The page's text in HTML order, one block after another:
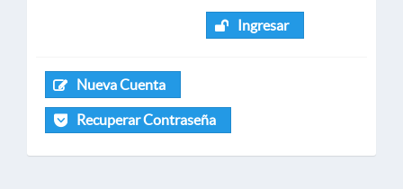
Ingresar
Nueva Cuenta
Recuperar Contraseña